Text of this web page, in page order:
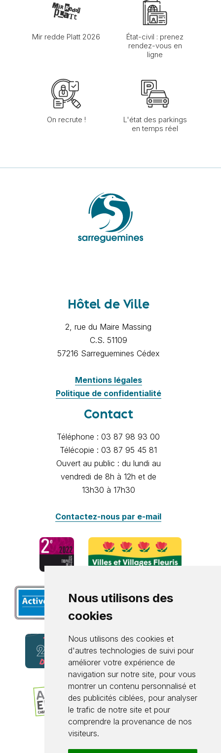
Nous utilisons des
cookies
Nous utilisons des cookies et
d'autres technologies de suivi pour
améliorer votre expérience de
navigation sur notre site, pour vous
montrer un contenu personnalisé et
des publicités ciblées, pour analyser
le trafic de notre site et pour
comprendre la provenance de nos
visiteurs.
Mir redde Platt 2026
État-civil : prenez
rendez-vous en
ligne
On recrute !
L'état des parkings
en temps réel
Hôtel de Ville
2, rue du Maire Massing
C.S. 51109
57216 Sarreguemines Cédex
Mentions légales
Politique de confidentialité
Contact
Téléphone : 03 87 98 93 00
Télécopie : 03 87 95 45 81
Ouvert au public : du lundi au
vendredi de 8h à 12h et de
13h30 à 17h30
Contactez-nous par e-mail